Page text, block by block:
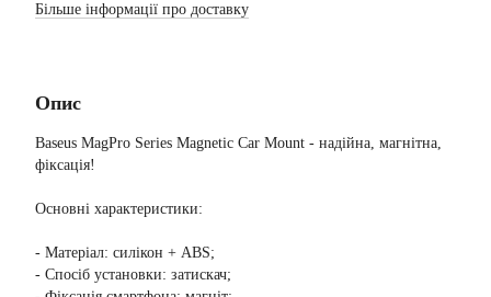
Більше інформації про доставку
Опис
Baseus MagPro Series Magnetic Car Mount - надійна, магнітна,
фіксація!
Основні характеристики:
- Матеріал: силікон + ABS;
- Спосіб установки: затискач;